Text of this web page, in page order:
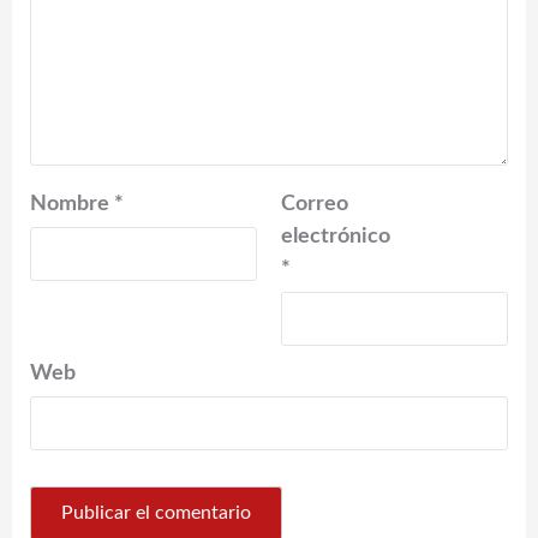
Nombre *
Correo
electrónico
*
Web